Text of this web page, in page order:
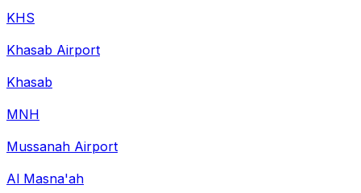
KHS
Khasab Airport
Khasab
MNH
Mussanah Airport
Al Masna'ah